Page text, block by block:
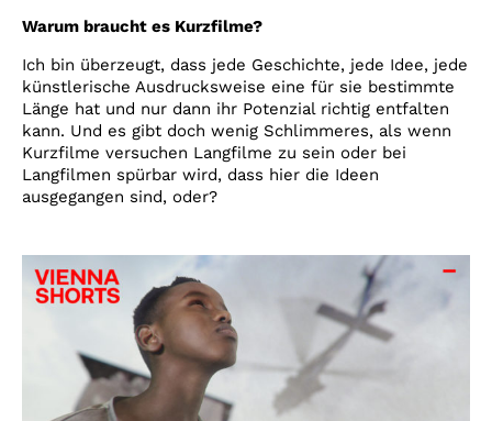
Warum braucht es Kurzfilme?
Ich bin überzeugt, dass jede Geschichte, jede Idee, jede
künstlerische Ausdrucksweise eine für sie bestimmte
Länge hat und nur dann ihr Potenzial richtig entfalten
kann. Und es gibt doch wenig Schlimmeres, als wenn
Kurzfilme versuchen Langfilme zu sein oder bei
Langfilmen spürbar wird, dass hier die Ideen
ausgegangen sind, oder?